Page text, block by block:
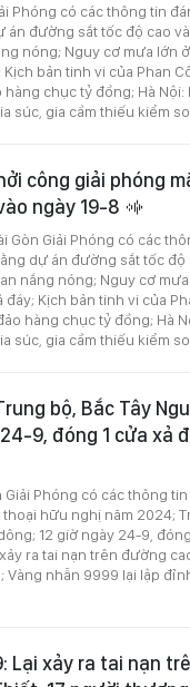
Phóng có các thông tin
đường sắt tốc độ cao
nóng; Nguy cơ mưa lớn
bản tinh vi của Phan
chục tỷ đồng; Hà Nội:
súc, gia cầm thiếu kiểm
công giải phóng
ngày 19-8
Gòn Giải Phóng có các
dự án đường sắt tốc độ
nắng nóng; Nguy cơ mưa
Kịch bản tinh vi của
hàng chục tỷ đồng; Hà
súc, gia cầm thiếu kiểm
bộ, Bắc Tây
9, đóng 1 cửa xả
Phóng có các thông
thoại hữu nghị năm 2024;
12 giờ ngày 24-9,
ra tai nạn trên đường
Vàng nhẫn 9999 lại lập
Lại xảy ra tai nạn